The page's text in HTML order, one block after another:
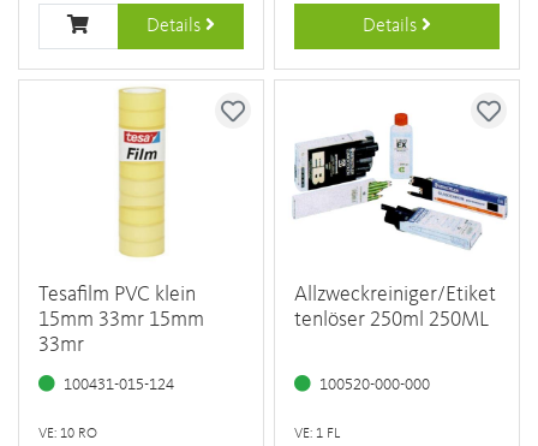
Details Details
Tesafilm PVC klein
15mm 33mr 15mm
33mr
100431-015-124
VE: 10 RO
Allzweckreiniger/Etiket
tenlöser 250ml 250ML
100520-000-000
VE: 1 FL